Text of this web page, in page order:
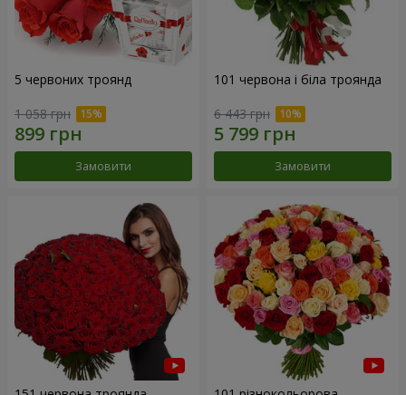
5 червоних троянд
1 058 грн
Замовити
101 червона і біла троянда
6 443 грн
Замовити